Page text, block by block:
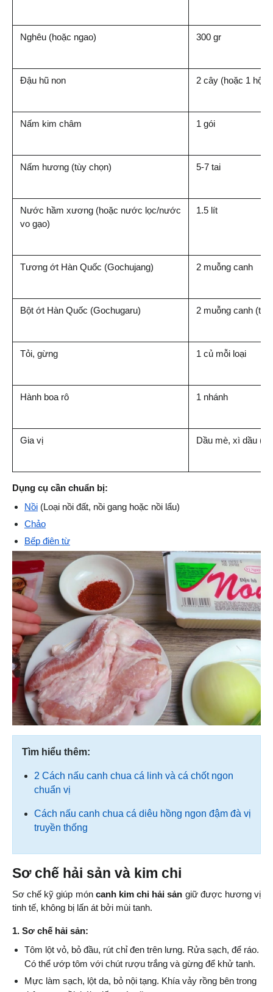
Nghêu (hoặc ngao) 300 gr
Đậu hũ non 2 cây (hoặc 1 hộp)
Nấm kim châm 1 gói
Nấm hương (tùy chọn) 5-7 tai
Nước hầm xương (hoặc nước lọc/nước
vo gạo)
1.5 lít
Tương ớt Hàn Quốc (Gochujang) 2 muỗng canh
Bột ớt Hàn Quốc (Gochugaru) 2 muỗng canh (tạo
Tỏi, gừng 1 củ mỗi loại
Hành boa rô 1 nhánh
Gia vị Dầu mè, xì dầu
Dụng cụ cần chuẩn bị:
Nồi (Loại nồi đất, nồi gang hoặc nồi lẩu)
Chảo
Bếp điện từ
Tìm hiểu thêm:
2 Cách nấu canh chua cá linh và cá chốt ngon
chuẩn vị
Cách nấu canh chua cá diêu hồng ngon đậm đà vị
truyền thống
Sơ chế hải sản và kim chi
Sơ chế kỹ giúp món canh kim chi hải sản giữ được hương vị
tinh tế, không bị lấn át bởi mùi tanh.
1. Sơ chế hải sản:
Tôm lột vỏ, bỏ đầu, rút chỉ đen trên lưng. Rửa sạch, để ráo.
Có thể ướp tôm với chút rượu trắng và gừng để khử tanh.
Mực làm sạch, lột da, bỏ nội tạng. Khía vảy rồng bên trong